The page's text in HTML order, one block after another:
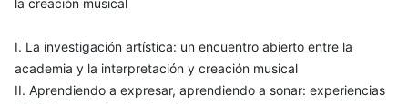
la creación musical
I. La investigación artística: un encuentro abierto entre la
academia y la interpretación y creación musical
II. Aprendiendo a expresar, aprendiendo a sonar: experiencias